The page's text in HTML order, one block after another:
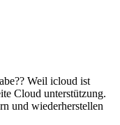
Weil icloud ist
Cloud unterstützung.
und wiederherstellen